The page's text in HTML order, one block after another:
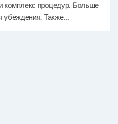
процедур. Больше
убеждения. Также...